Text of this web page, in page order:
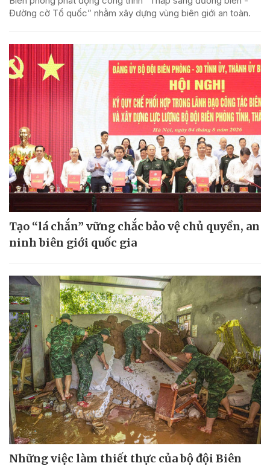
Đường cờ Tổ quốc” nhằm xây dựng vùng biên giới an toàn.
Tạo “lá chắn” vững chắc bảo vệ chủ quyền, an
ninh biên giới quốc gia
Những việc làm thiết thực của bộ đội Biên